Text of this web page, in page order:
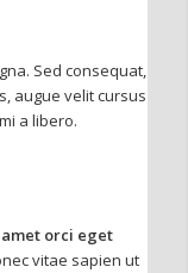
Sed consequat,
augue velit cursus
a libero.
amet orci eget
vitae sapien ut